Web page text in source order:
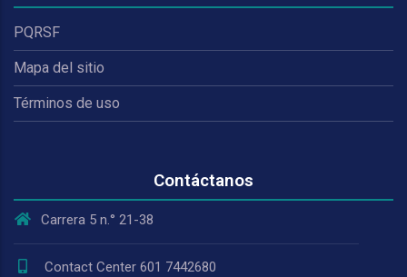
PQRSF
Mapa del sitio
Términos de uso
Contáctanos
Carrera 5 n.° 21-38
Contact Center 601 7442680